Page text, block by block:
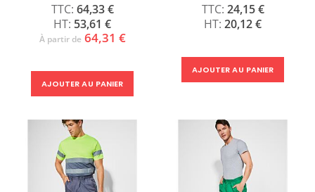
64,33 €
53,61 €
À partir de 64,31 €
AJOUTER AU PANIER
24,15 €
20,12 €
AJOUTER AU PANIER